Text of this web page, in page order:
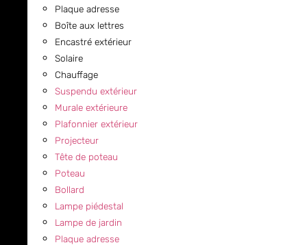
Plaque adresse
Boîte aux lettres
Encastré extérieur
Solaire
Chauffage
Suspendu extérieur
Murale extérieure
Plafonnier extérieur
Projecteur
Tête de poteau
Poteau
Bollard
Lampe piédestal
Lampe de jardin
Plaque adresse